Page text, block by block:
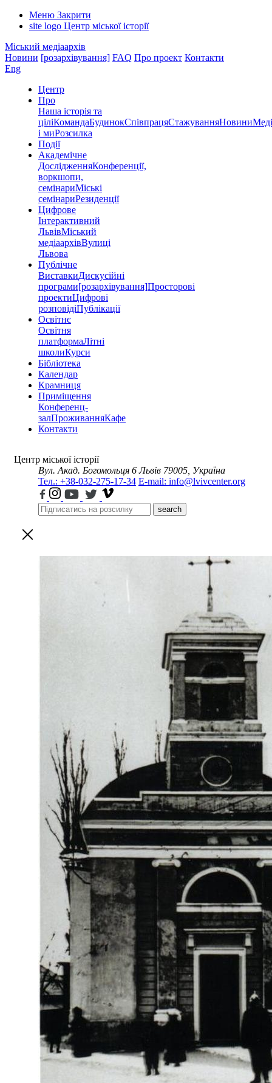
Меню Закрити
site logo Центр міської історії
Міський медіаархів
Новини [розархівування] FAQ Про проект Контакти
Eng
Центр
Про
Наша історія та
ціліКомандаБудинокСпівпрацяСтажуванняНовини
і миРозсилка
Події
Академічне
ДослідженняКонференції,
воркшопи,
семінариМіські
семінариРезиденції
Цифрове
Інтерактивний
ЛьвівМіський
медіаархівВулиці
Львова
Публічне
ВиставкиДискусійні
програми[розархівування]Просторові
проектиЦифрові
розповідіПублікації
Освітнє
Освітня
платформаЛітні
школиКурси
Бібліотека
Календар
Крамниця
Приміщення
Конференц-
залПроживанняКафе
Контакти
Центр міської історії
Вул. Акад. Богомольця 6 Львів 79005, Україна
Тел.: +38-032-275-17-34 E-mail: info@lvivcenter.org
search